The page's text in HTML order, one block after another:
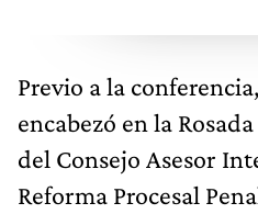
Previo a la
encabezó en la
del Consejo Asesor
Reforma Procesal